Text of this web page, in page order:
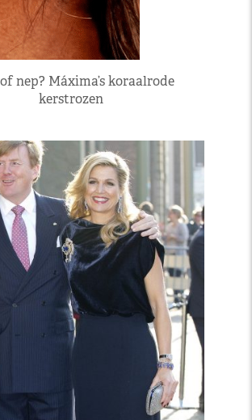
nep? Máxima’s koraalrode
kerstrozen